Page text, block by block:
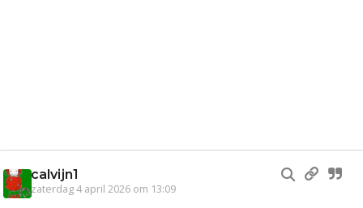
calvijn1
zaterdag 4 april 2026 om 13:09